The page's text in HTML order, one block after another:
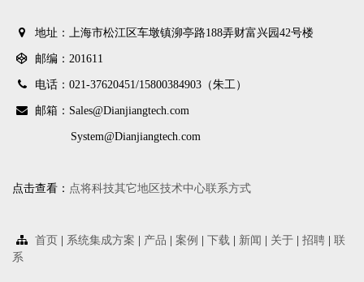
地址：上海市松江区车墩镇泖亭路188弄财富兴园42号楼
邮编：201611
电话：021-37620451/15800384903（朱工）
邮箱：Sales@Dianjiangtech.com
System@Dianjiangtech.com
点击查看： 点将科技其它地区技术中心联系方式
首页 系统集成方案 产品 案例 下载 新闻 关于 招聘
联
系